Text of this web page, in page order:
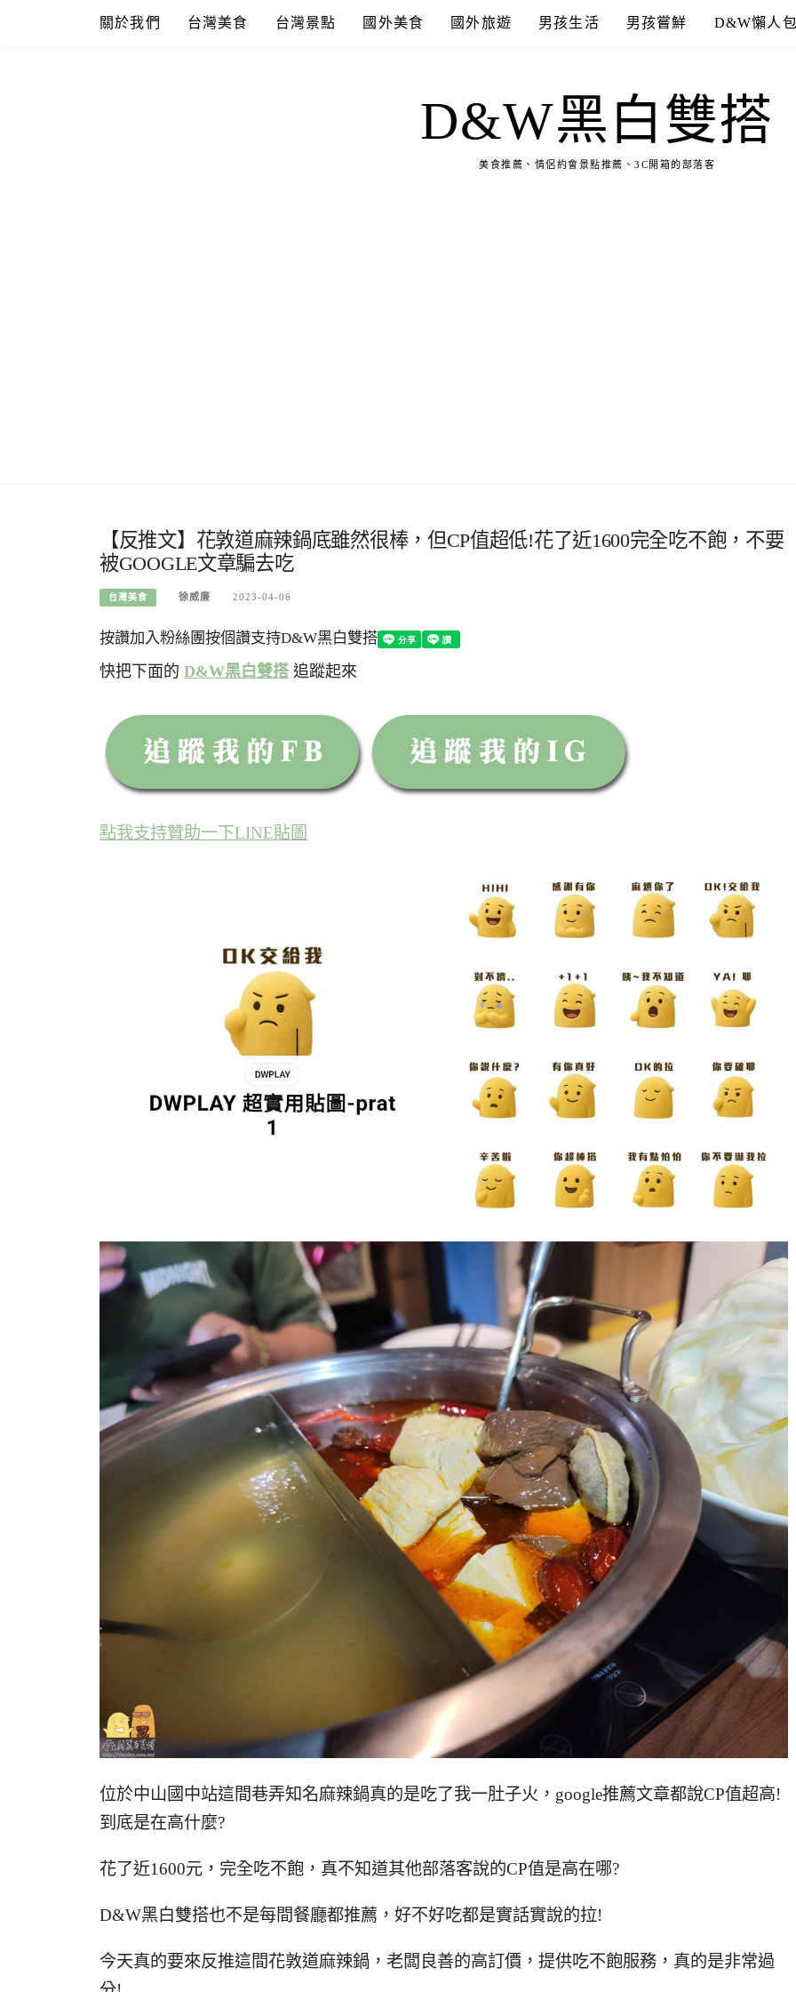
關於我們 台灣美食 台灣景點 國外美食 國外旅遊 男孩生活 男孩嘗鮮 D&W懶人
D&W黑白雙搭
美食推薦、情侶約會景點推薦、3C開箱的部落客
【反推文】花敦道麻辣鍋底雖然很棒，但CP值超低!花了近1600完全吃不飽，不要
被GOOGLE文章騙去吃
台灣美食 徐威廉 2023-04-06
按讚加入粉絲團按個讚支持D&W黑白雙搭
快把下面的 D&W黑白雙搭 追蹤起來
點我支持贊助一下LINE貼圖
位於中山國中站這間巷弄知名麻辣鍋真的是吃了我一肚子火，google推薦文章都說CP值超高!
到底是在高什麼?
花了近1600元，完全吃不飽，真不知道其他部落客說的CP值是高在哪?
D&W黑白雙搭也不是每間餐廳都推薦，好不好吃都是實話實說的拉!
今天真的要來反推這間花敦道麻辣鍋，老闆良善的高訂價，提供吃不飽服務，真的是非常過